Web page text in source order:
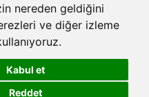
nereden geldiğini
ve diğer izleme
Kabul et
Reddet
Saklıdır.